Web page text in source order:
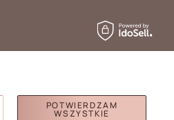
POTWIERDZAM
WSZYSTKIE